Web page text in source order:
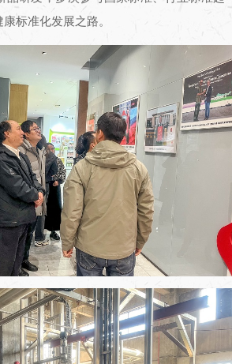
标准化发展之路。